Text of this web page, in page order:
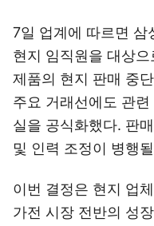
7일 업계에 따르면 삼
현지 임직원을 대상
제품의 현지 판매 중
주요 거래선에도 관
실을 공식화했다. 판
및 인력 조정이 병행
이번 결정은 현지 업
가전 시장 전반의 성